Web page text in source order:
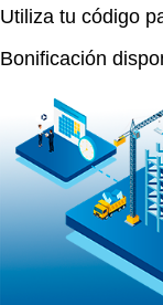
Utiliza tu código
Bonificación